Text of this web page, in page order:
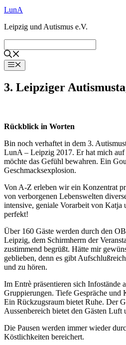
springen
LunA
Leipzig und Autismus e.V.
Menü
3. Leipziger
Rückblick in Worten
Bin noch verhaftet in dem 3.
LunA – Leipzig 2017. Er hat mich auf
möchte das Gefühl bewahren. Ein
Geschmacksexplosion.
Von A-Z erleben wir ein Konzentrat
von verborgenen Lebenswelten
intensive, geniale Vorarbeit von Katja
perfekt!
Über 160 Gäste werden durch den
Leipzig, dem Schirmherrn der
zustimmend begrüßt. Hätte mir
geblieben, denn es gibt
und zu hören.
Im Entrè präsentieren sich Infostände
Gruppierungen. Tiefe Gespräche und
Ein Rückzugsraum bietet Ruhe. Der
Aussenbereich bietet den Gästen Luft
Die Pausen werden immer wieder
Köstlichkeiten bereichert.